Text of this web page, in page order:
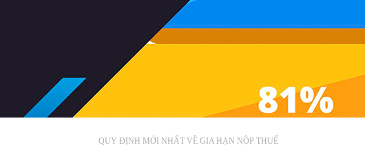
QUY ĐỊNH MỚI NHẤT VỀ GIA HẠN NỘP THUẾ